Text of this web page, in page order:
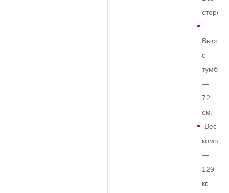
Высота
с
тумбой
—
72
см.
Вес
—
129
кг.